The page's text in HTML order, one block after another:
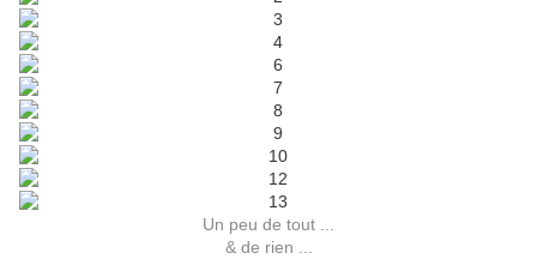
Un peu de tout ...
& de rien ...